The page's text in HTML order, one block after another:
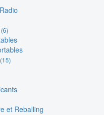
(6)
(15)
et Reballing